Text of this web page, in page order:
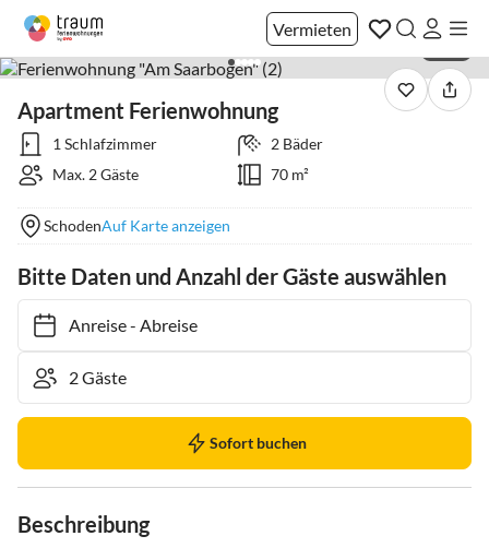
Vermieten
Apartment Ferienwohnung
1 Schlafzimmer
2 Bäder
Max. 2 Gäste
70 m²
SchodenAuf Karte anzeigen
Bitte Daten und Anzahl der Gäste auswählen
Anreise- Abreise
Sofort buchen
Beschreibung